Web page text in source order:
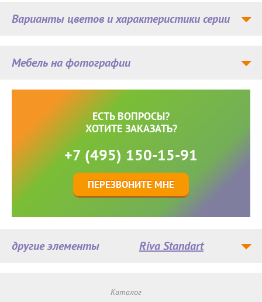
Мебель на фотографии
Варианты цветов и характеристики серии
ЕСТЬ ВОПРОСЫ?
ХОТИТЕ ЗАКАЗАТЬ?
+7 (495) 150-15-91
ПЕРЕЗВОНИТЕ МНЕ
другие элементы Riva Standart
Каталог